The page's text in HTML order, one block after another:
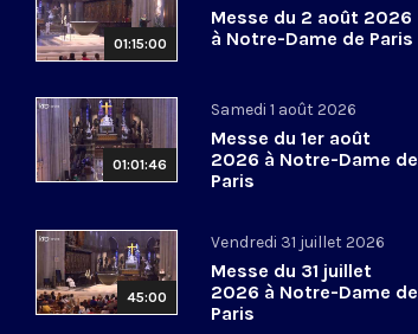
01:15:00
Messe du 2 août 2026
à Notre-Dame de Paris
01:01:46
Samedi 1 août 2026
Messe du 1er août
2026 à Notre-Dame de
Paris
45:00
Vendredi 31 juillet 2026
Messe du 31 juillet
2026 à Notre-Dame de
Paris